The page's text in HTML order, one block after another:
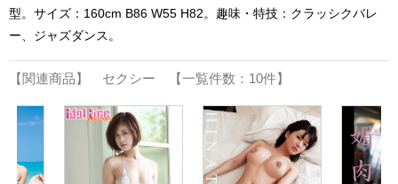
型。サイズ：160cm B86 W55 H82。趣味・特技：クラッシクバレ
ー、ジャズダンス。
【関連商品】 セクシー 【一覧件数：10件】